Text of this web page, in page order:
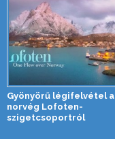
Gyönyörű légifelvétel a
norvég Lofoten-
szigetcsoportról